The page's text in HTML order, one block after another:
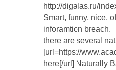
http://digalas.ru/
Smart, funny, nice,
inforamtion breach.
there are several
[url=https://
here[/url] Naturally